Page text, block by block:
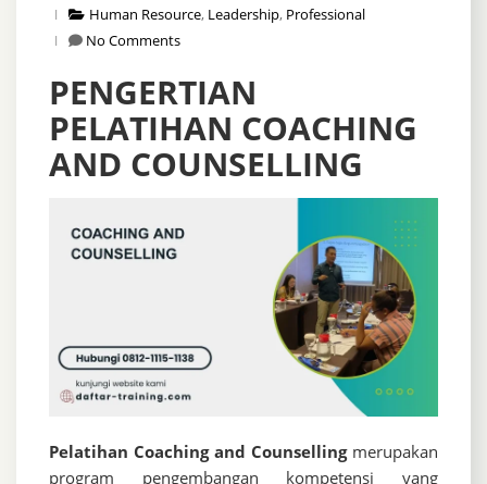
Human Resource, Leadership, Professional
No Comments
PENGERTIAN
PELATIHAN COACHING
AND COUNSELLING
Pelatihan Coaching and Counsellingmerupakan
program pengembangan kompetensi yang